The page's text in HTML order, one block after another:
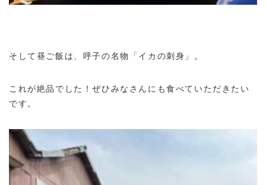
そして昼ご飯は、呼子の名物「イカの刺身」。
これが絶品でした！ぜひみなさんにも食べていただきたい
です。